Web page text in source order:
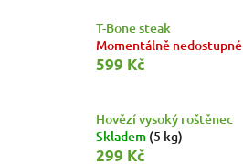
T-Bone steak
Momentálně nedostupné
599 Kč
Hovězí vysoký roštěnec
Skladem (5 kg)
299 Kč